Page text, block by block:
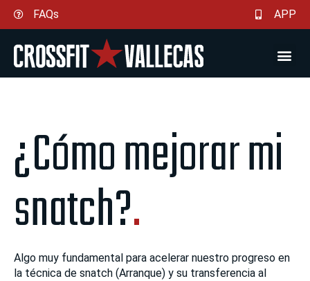
FAQs APP
¿Cómo mejorar mi
snatch?.
Algo muy fundamental para acelerar nuestro progreso en
la técnica de snatch (Arranque) y su transferencia al